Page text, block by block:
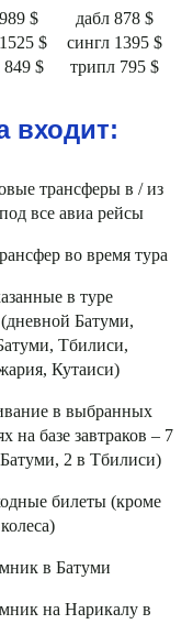
$
$
849 $
дабл 878 $
сингл 1395 $
трипл 795 $
входит:
трансферы в / из
все авиа рейсы
во время тура
в туре
Батуми,
Тбилиси,
Кутаиси)
в выбранных
на базе завтраков – 7
2 в Тбилиси)
билеты (кроме
в Батуми
на Нарикалу в